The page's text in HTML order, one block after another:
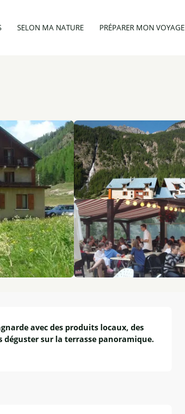
SELON MA NATURE PRÉPARER MON VOYAGE
avec des produits locaux, des
déguster sur la terrasse panoramique.